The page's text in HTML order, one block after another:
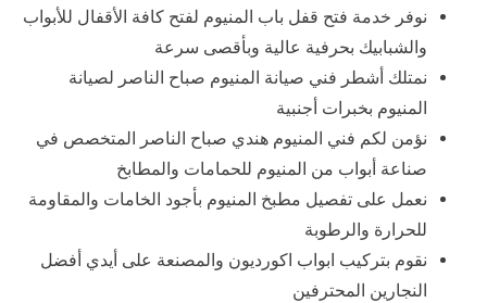
نوفر خدمة فتح قفل باب المنيوم لفتح كافة الأقفال للأبواب
والشبابيك بحرفية عالية وبأقصى سرعة
نمتلك أشطر فني صيانة المنيوم صباح الناصر لصيانة
المنيوم بخبرات أجنبية
نؤمن لكم فني المنيوم هندي صباح الناصر المتخصص في
صناعة أبواب من المنيوم للحمامات والمطابخ
نعمل على تفصيل مطبخ المنيوم بأجود الخامات والمقاومة
للحرارة والرطوبة
نقوم بتركيب ابواب اكورديون والمصنعة على أيدي أفضل
النجارين المحترفين